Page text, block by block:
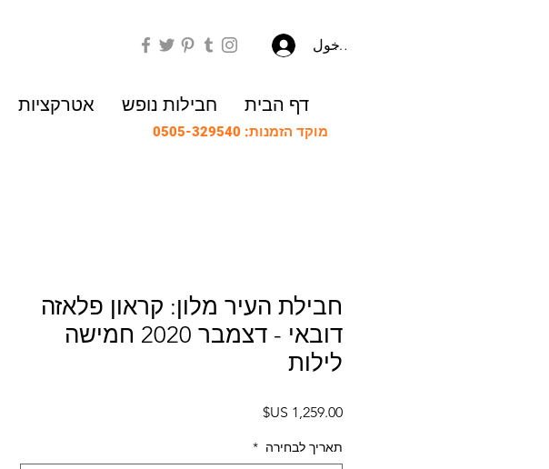
تسجيل الدخول
מוקד הזמנות: 0505-329540
דף הבית חבילות נופש אטרקציות
חבילת העיר מלון: קראון פלאזה
דובאי - דצמבר 2020 חמישה
לילות
السعر
תאריך לבחירה *